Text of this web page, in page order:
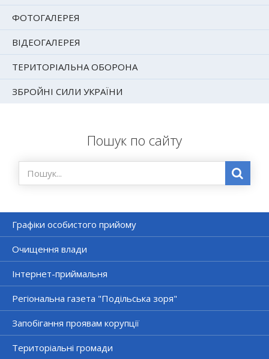
ФОТОГАЛЕРЕЯ
ВІДЕОГАЛЕРЕЯ
ТЕРИТОРІАЛЬНА ОБОРОНА
ЗБРОЙНІ СИЛИ УКРАЇНИ
Пошук по сайту
Графіки особистого прийому
Очищення влади
Інтернет-приймальня
Регіональна газета "Подільська зоря"
Запобігання проявам корупції
Територіальні громади